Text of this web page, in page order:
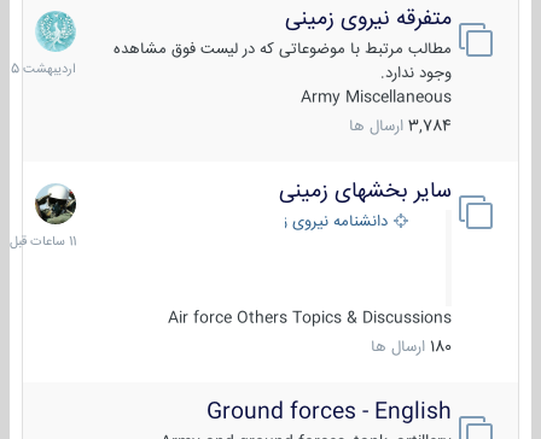
متفرقه نیروی زمینی
مطالب مرتبط با موضوعاتی که در لیست فوق مشاهده
وجود ندارد.
Army Miscellaneous
3,784 ارسال ها
27
1405
سایر بخشهای زمینی
دانشنامه نیروی زمینی
Air force Others Topics & Discussions
180 ارسال ها
11
ساعات
قبل
Ground forces - English